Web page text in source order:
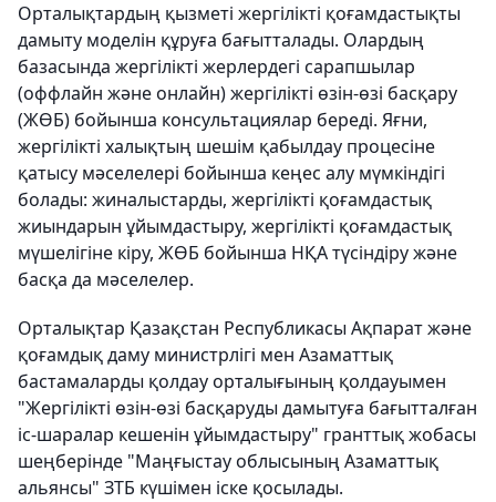
Орталықтардың қызметі жергілікті қоғамдастықты
дамыту моделін құруға бағытталады. Олардың
базасында жергілікті жерлердегі сарапшылар
(оффлайн және онлайн) жергілікті өзін-өзі басқару
(ЖӨБ) бойынша консультациялар береді. Яғни,
жергілікті халықтың шешім қабылдау процесіне
қатысу мәселелері бойынша кеңес алу мүмкіндігі
болады: жиналыстарды, жергілікті қоғамдастық
жиындарын ұйымдастыру, жергілікті қоғамдастық
мүшелігіне кіру, ЖӨБ бойынша НҚА түсіндіру және
басқа да мәселелер.
Орталықтар Қазақстан Республикасы Ақпарат және
қоғамдық даму министрлігі мен Азаматтық
бастамаларды қолдау орталығының қолдауымен
"Жергілікті өзін-өзі басқаруды дамытуға бағытталған
іс-шаралар кешенін ұйымдастыру" гранттық жобасы
шеңберінде "Маңғыстау облысының Азаматтық
альянсы" ЗТБ күшімен іске қосылады.